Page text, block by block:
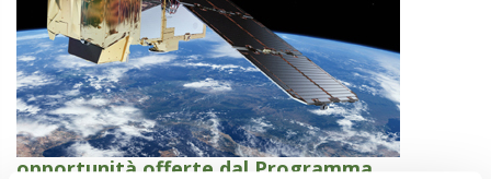
opportunità offerte dal Programma